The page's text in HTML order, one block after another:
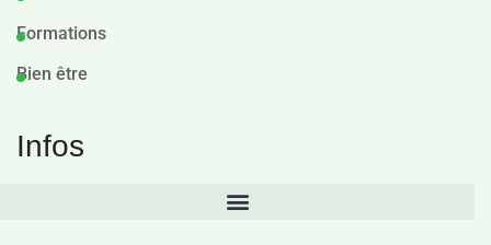
Formations
Bien être
Infos